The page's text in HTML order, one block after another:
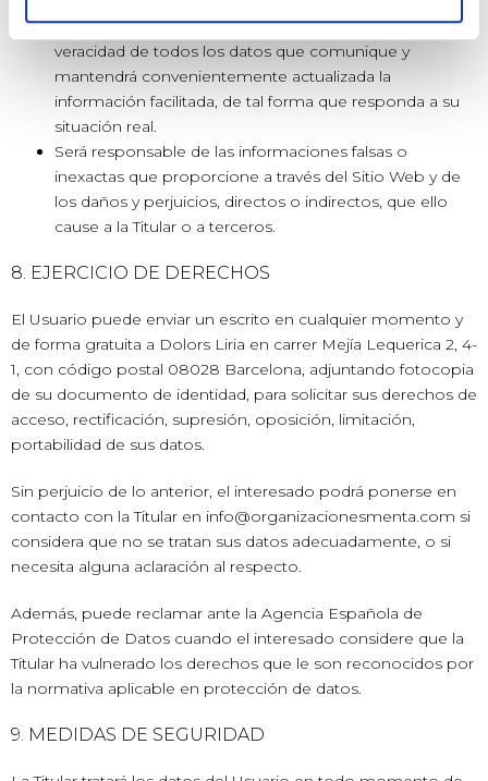
actualizados. A estos efectos, el Usuario responde de la
veracidad de todos los datos que comunique y
mantendrá convenientemente actualizada la
información facilitada, de tal forma que responda a su
situación real.
Será responsable de las informaciones falsas o
inexactas que proporcione a través del Sitio Web y de
los daños y perjuicios, directos o indirectos, que ello
cause a la Titular o a terceros.
8. EJERCICIO DE DERECHOS
El Usuario puede enviar un escrito en cualquier momento y
de forma gratuita a Dolors Liria en carrer Mejía Lequerica 2, 4-
1, con código postal 08028 Barcelona, adjuntando fotocopia
de su documento de identidad, para solicitar sus derechos de
acceso, rectificación, supresión, oposición, limitación,
portabilidad de sus datos.
Sin perjuicio de lo anterior, el interesado podrá ponerse en
contacto con la Titular en info@organizacionesmenta.com si
considera que no se tratan sus datos adecuadamente, o si
necesita alguna aclaración al respecto.
Además, puede reclamar ante la Agencia Española de
Protección de Datos cuando el interesado considere que la
Titular ha vulnerado los derechos que le son reconocidos por
la normativa aplicable en protección de datos.
9. MEDIDAS DE SEGURIDAD